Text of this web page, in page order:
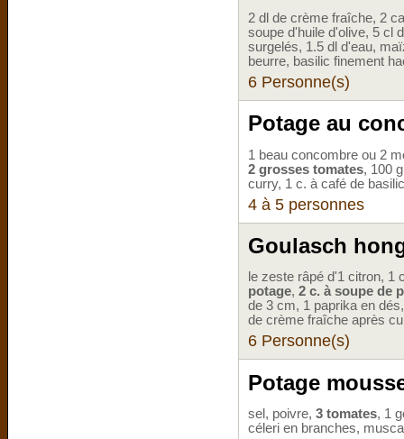
2 dl de crème fraîche, 2
soupe d'huile d'olive, 5 cl
surgelés, 1.5 dl d'eau,
beurre, basilic finement
6 Personne(s)
Potage au
1 beau concombre ou 2
2 grosses tomates, 100
curry, 1 c. à café de
4 à 5 personnes
Goulasch
le zeste râpé d'1 citron, 1
potage, 2 c. à soupe de
de 3 cm, 1 paprika en
de crème fraîche après
6 Personne(s)
Potage
sel, poivre, 3 tomates, 1
céleri en branches,